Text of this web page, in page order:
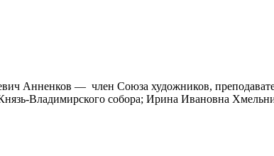
Анненков — член Союза художников,
Владимирского собора; Ирина Ивановна